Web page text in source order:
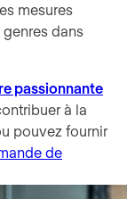
mesures
dans
passionnante
à la
pouvez fournir
de